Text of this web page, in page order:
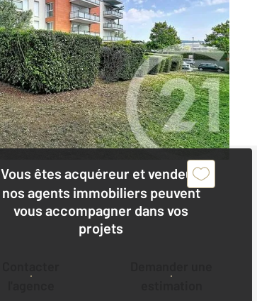
Vous êtes acquéreur et vendeur,
nos agents immobiliers peuvent
vous accompagner dans vos
projets